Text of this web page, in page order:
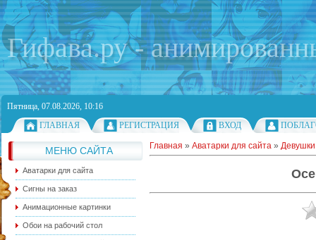
Гифава.ру -
Пятница, 07.08.2026, 10:16
ГЛАВНАЯ
РЕГИСТРАЦИЯ ВХОД
МЕНЮ САЙТА
Аватарки для сайта
Сигны на заказ
Анимационные картинки
Обои на рабочий стол
Главная » Аватарки для сайта »